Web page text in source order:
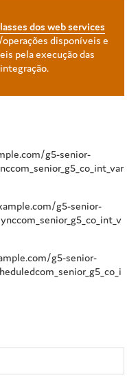
dos web services
disponíveis e
pela execução das
g5-senior-
g5-senior-
g5-senior-